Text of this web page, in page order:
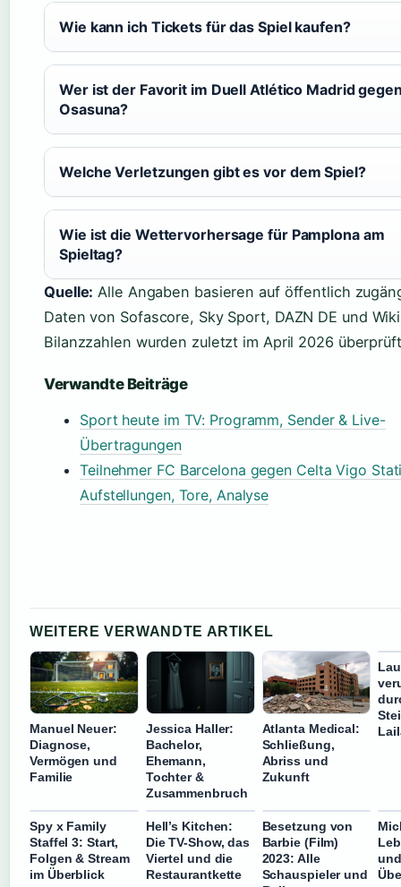
Wie kann ich Tickets für das Spiel kaufen?
Wer ist der Favorit im Duell Atlético Madrid
Osasuna?
Welche Verletzungen gibt es vor dem Spiel?
Wie ist die Wettervorhersage für Pamplona am
Spieltag?
Quelle: Alle Angaben basieren auf öffentlich
Daten von Sofascore, Sky Sport, DAZN DE und
Bilanzzahlen wurden zuletzt im April 2026
Verwandte Beiträge
Sport heute im TV: Programm, Sender & Live-
Übertragungen
Teilnehmer FC Barcelona gegen Celta Vigo
Aufstellungen, Tore, Analyse
WEITERE VERWANDTE ARTIKEL
Manuel Neuer:
Diagnose,
Vermögen und
Familie
Jessica Haller:
Bachelor,
Ehemann,
Tochter &
Zusammenbruch
Atlanta Medical:
Schließung,
Abriss und
Zukunft
Spy x Family
Staffel 3: Start,
Folgen & Stream
im Überblick
Hell’s Kitchen:
Die TV-Show, das
Viertel und die
Restaurantkette
Besetzung von
Barbie (Film)
2023: Alle
Schauspieler und